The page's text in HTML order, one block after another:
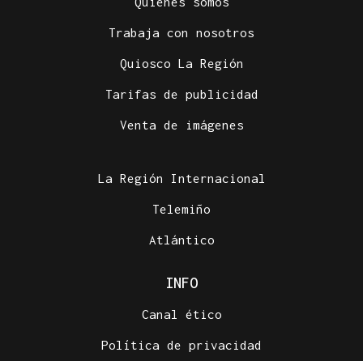
Trabaja con nosotros
Quiosco La Región
Tarifas de publicidad
Venta de imágenes
La Región Internacional
Telemiño
Atlántico
INFO
Canal ético
Política de privacidad